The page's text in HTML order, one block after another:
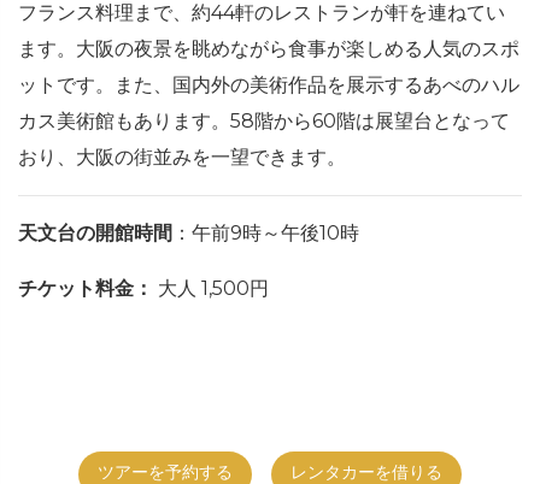
フランス料理まで、約44軒のレストランが軒を連ねてい
ます。大阪の夜景を眺めながら食事が楽しめる人気のスポ
ットです。また、国内外の美術作品を展示するあべのハル
カス美術館もあります。58階から60階は展望台となって
おり、大阪の街並みを一望できます。
天文台の開館時間 ：午前9時～午後10時
チケット料金： 大人 1,500円
ツアーを予約する レンタカーを借りる